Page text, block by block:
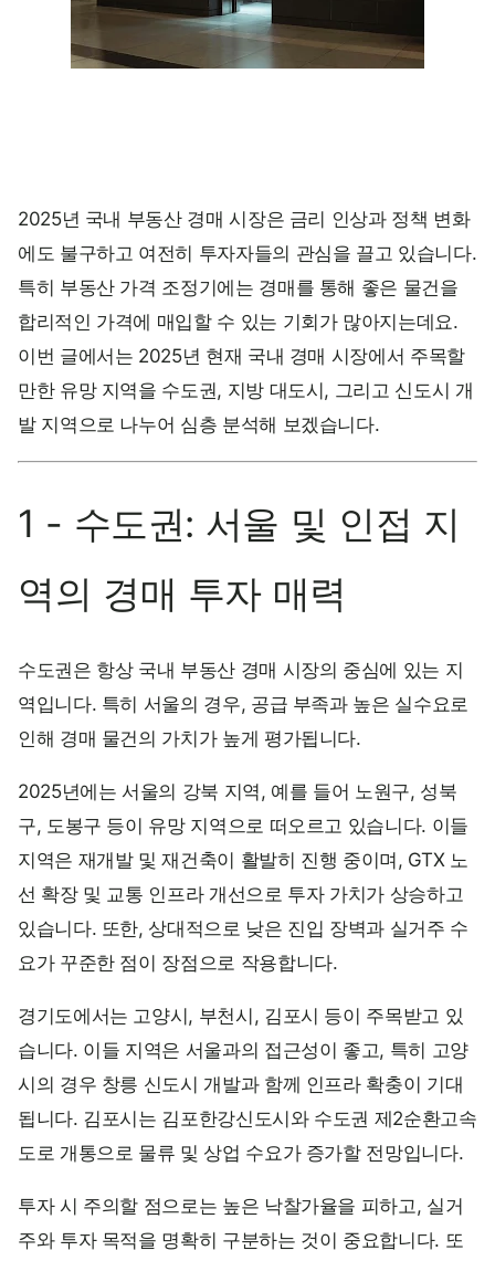
2025년 국내 부동산 경매 시장은 금리 인상과 정책 변화
에도 불구하고 여전히 투자자들의 관심을 끌고 있습니다.
특히 부동산 가격 조정기에는 경매를 통해 좋은 물건을
합리적인 가격에 매입할 수 있는 기회가 많아지는데요.
이번 글에서는 2025년 현재 국내 경매 시장에서 주목할
만한 유망 지역을 수도권, 지방 대도시, 그리고 신도시 개
발 지역으로 나누어 심층 분석해 보겠습니다.
1 - 수도권: 서울 및 인접 지
역의 경매 투자 매력
수도권은 항상 국내 부동산 경매 시장의 중심에 있는 지
역입니다. 특히 서울의 경우, 공급 부족과 높은 실수요로
인해 경매 물건의 가치가 높게 평가됩니다.
2025년에는 서울의 강북 지역, 예를 들어 노원구, 성북
구, 도봉구 등이 유망 지역으로 떠오르고 있습니다. 이들
지역은 재개발 및 재건축이 활발히 진행 중이며, GTX 노
선 확장 및 교통 인프라 개선으로 투자 가치가 상승하고
있습니다. 또한, 상대적으로 낮은 진입 장벽과 실거주 수
요가 꾸준한 점이 장점으로 작용합니다.
경기도에서는 고양시, 부천시, 김포시 등이 주목받고 있
습니다. 이들 지역은 서울과의 접근성이 좋고, 특히 고양
시의 경우 창릉 신도시 개발과 함께 인프라 확충이 기대
됩니다. 김포시는 김포한강신도시와 수도권 제2순환고속
도로 개통으로 물류 및 상업 수요가 증가할 전망입니다.
투자 시 주의할 점으로는 높은 낙찰가율을 피하고, 실거
주와 투자 목적을 명확히 구분하는 것이 중요합니다. 또